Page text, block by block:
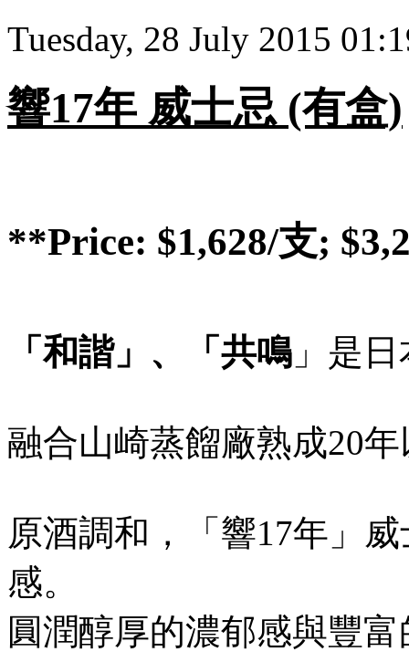
Tuesday, 28 July 2015
響17年 威士忌 (有盒)
**Price: $1,628/支;
「和諧」、「共鳴 」是
融合山崎蒸餾廠熟成20
原酒調和，「響17年」
感。
圓潤醇厚的濃郁感與豐